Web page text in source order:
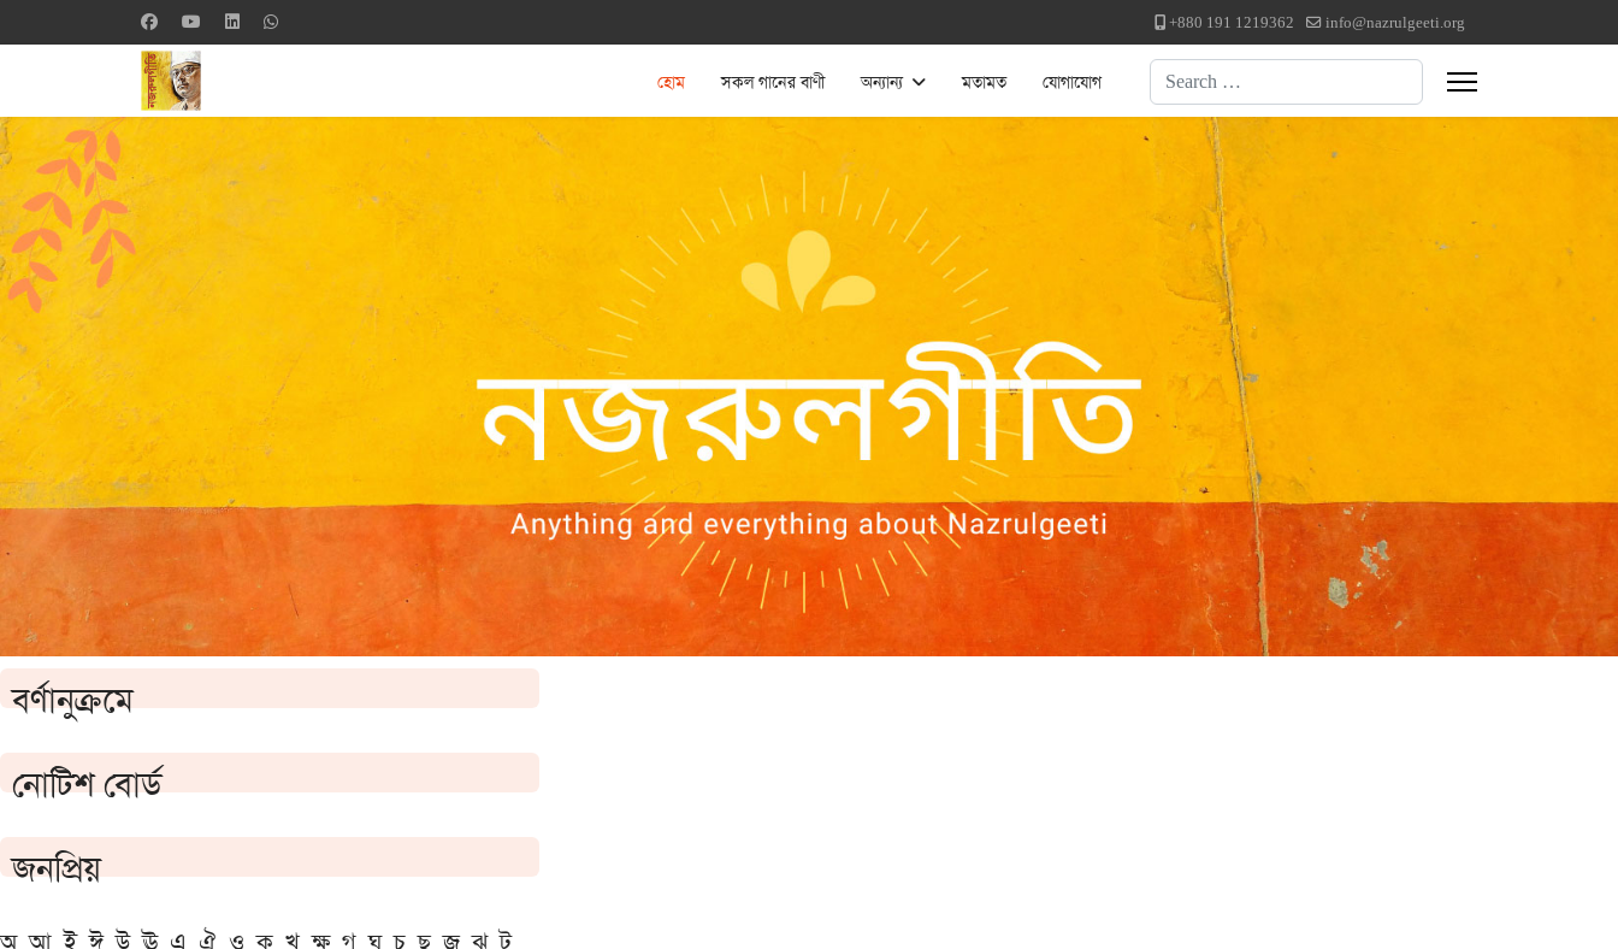
+880 191 1219362 info@nazrulgeeti.org
হোম সকল গানের বাণী অন্যান্য মতামত যোগাযোগ Search
বর্ণানুক্রমে
নোটিশ বোর্ড
জনপ্রিয়
অ আ ই ঈ উ ঊ এ ঐ ও ক খ ক্ষ গ ঘ চ ছ জ ঝ ট